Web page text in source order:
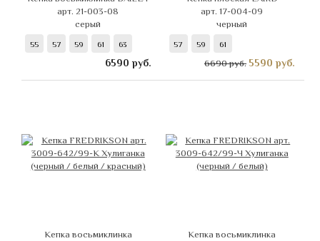
арт. 21-003-08
серый
55 57 59 61 63
6590 руб.
арт. 17-004-09
черный
57 59 61
6690 руб. 5590 руб.
Кепка восьмиклинка
Кепка восьмиклинка